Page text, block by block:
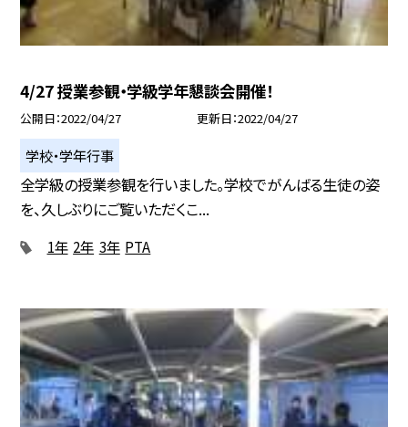
4/27 授業参観・学級学年懇談会開催！
公開日 2022/04/27 更新日 2022/04/27
学校・学年行事
全学級の授業参観を行いました。学校でがんばる生徒の姿
を、久しぶりにご覧いただくこ...
1年 2年 3年 PTA